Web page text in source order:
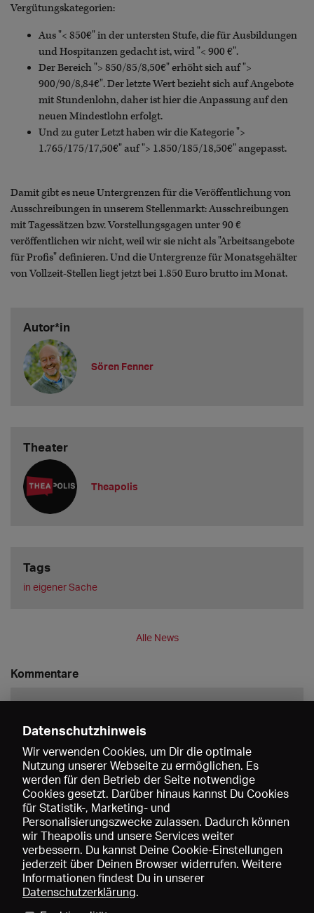
Vergütungskategorien:
Aus "< 850€" in der untersten Stufe, die für Ausbildungen
und Hospitanzen gedacht ist, wird "< 900 €".
Der Bereich "> 850/85/8,50€" erhöht sich auf ">
900/90/8,84€". Der letzte Wert bezieht sich auf Angebote
mit Stundenlohn, daher ist hier die Anpassung auf den
neuen Mindestlohn erfolgt.
Und zu guter Letzt haben wir die Kategorie ">
1.765/175/17,50€" auf "> 1.850/185/18,50€" angepasst.
Damit gibt es neue Untergrenzen für die Veröffentlichung von
Ausschreibungen in unserem Stellenmarkt: Ausschreibungen
mit Tagessätzen bzw. Vorstellungsgagen unter 90 €
veröffentlichen wir nicht, weil wir sie nicht als "Arbeitsangebote
für Profis" definieren. Und die Untergrenze für Monatsgehälter
von Vollzeit-Stellen liegt jetzt bei 1.850 Euro brutto im Monat.
Autor*in
Sören Fenner
Theater
Theapolis
Tags
in eigener Sache
Alle News
Kommentare
Speichern
Datenschutzhinweis
Wir verwenden Cookies, um Dir die optimale
Nutzung unserer Webseite zu ermöglichen. Es
werden für den Betrieb der Seite notwendige
Cookies gesetzt. Darüber hinaus kannst Du Cookies
für Statistik-, Marketing- und
Personalisierungszwecke zulassen. Dadurch können
wir Theapolis und unsere Services weiter
verbessern. Du kannst Deine Cookie-Einstellungen
jederzeit über Deinen Browser widerrufen. Weitere
Informationen findest Du in unserer
Datenschutzerklärung.